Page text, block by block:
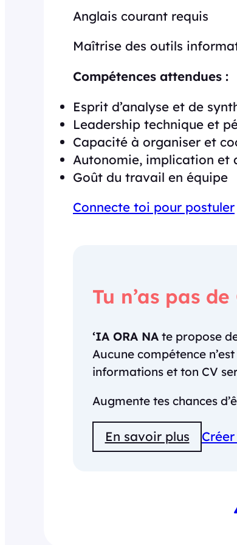
Anglais courant requis
Maîtrise des outils
Compétences attendues :
Esprit d’analyse et de
Leadership technique et
Capacité à organiser et
Autonomie, implication et
Goût du travail en équipe
Connecte toi pour postuler
Tu n’as pas de
‘IA ORA NA te propose
Aucune compétence
informations et ton CV
Augmente tes chances
En savoir plus